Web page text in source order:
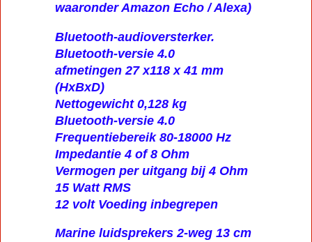
waaronder Amazon Echo / Alexa)
Bluetooth-audioversterker.
Bluetooth-versie 4.0
afmetingen 27 x118 x 41 mm
(HxBxD)
Nettogewicht 0,128 kg
Bluetooth-versie 4.0
Frequentiebereik 80-18000 Hz
Impedantie 4 of 8 Ohm
Vermogen per uitgang bij 4 Ohm
15 Watt RMS
12 volt Voeding inbegrepen
Marine luidsprekers 2-weg 13 cm